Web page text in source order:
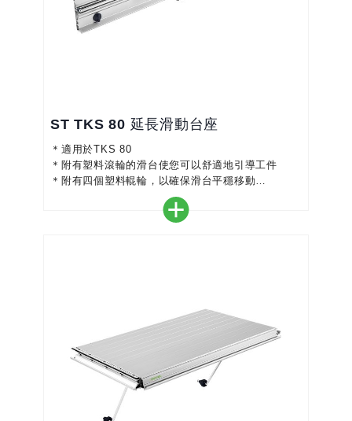
ST TKS 80 延長滑動台座
＊適用於TKS 80
＊附有塑料滾輪的滑台使您可以舒適地引導工件
＊附有四個塑料輥輪，以確保滑台平穩移動
＊可以安裝在兩個位置，以擴大工作範圍